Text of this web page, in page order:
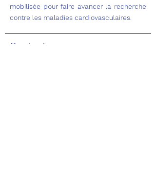
mobilisée pour faire avancer la recherche
contre les maladies cardiovasculaires.
Contact